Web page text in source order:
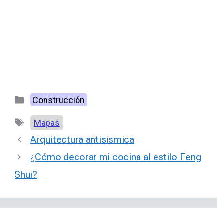
Categorías
Construcción
Etiquetas
Mapas
Arquitectura antisísmica
¿Cómo decorar mi cocina al estilo Feng
Shui?